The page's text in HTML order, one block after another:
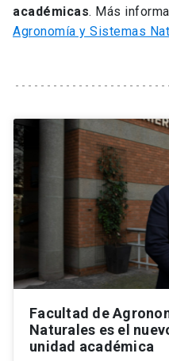
Vinculación
Futuros estudiantes
Estudiantes
Académicos
Padres y familia
Go to english site
ACCESOS DIRECTOS
launch
Mi Cuenta UC launch
Correo UC launch
Mi Portal UC launch
Medios Biblioteca launch
académicas. Más
Agronomía y Sistemas
Facultad de
Naturales es el
unidad académica